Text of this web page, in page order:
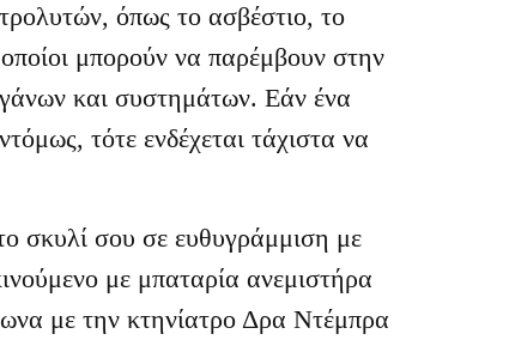
όπως το ασβέστιο, το
μπορούν να παρέμβουν στην
και συστημάτων. Εάν ένα
τότε ενδέχεται τάχιστα να
σκυλί σου σε ευθυγράμμιση με
με μπαταρία ανεμιστήρα
με την κτηνίατρο Δρα Ντέμπρα